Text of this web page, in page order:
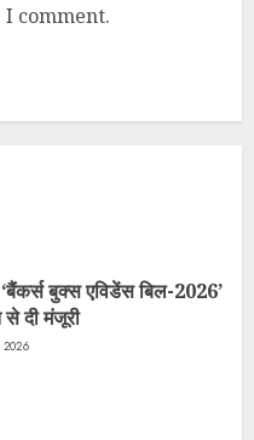
comment.
बुक्स एविडेंस बिल-2026’
से दी मंजूरी